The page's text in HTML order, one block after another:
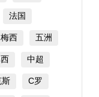
法国
梅西 五洲
中超
斯 C罗